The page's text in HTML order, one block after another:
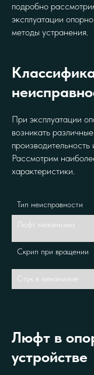
подробно
эксплуатации
методы устранения.
При эксплуатации
возникать
Рассмотрим
характеристики.
Тип неисправности
Люфт механизма
Скрип при вращении
Стук в механизме
Люфт в
устройстве